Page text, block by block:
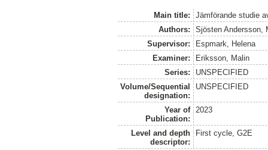
Main title:
Jämförande studie
Authors:
Sjösten Andersson,
Supervisor:
Espmark, Helena
Examiner:
Eriksson, Malin
Series:
UNSPECIFIED
Volume/Sequential
designation:
UNSPECIFIED
Year of
Publication:
2023
Level and depth
descriptor:
First cycle, G2E